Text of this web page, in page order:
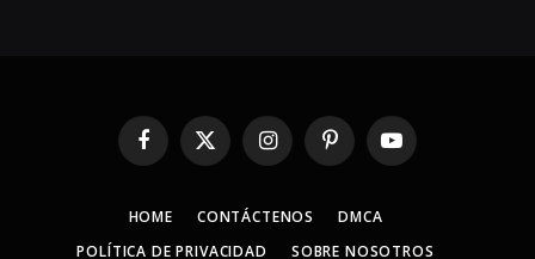
Facebook
X
InstagramPinterestYouTube
HOME CONTÁCTENOS
DMCA
POLÍTICA DE PRIVACIDAD
SOBRE NOSOTROS